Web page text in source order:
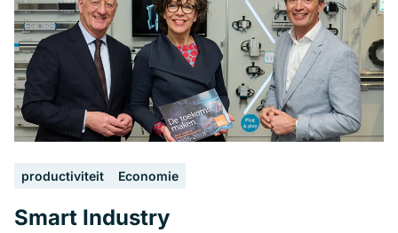
productiviteit Economie
Smart Industry